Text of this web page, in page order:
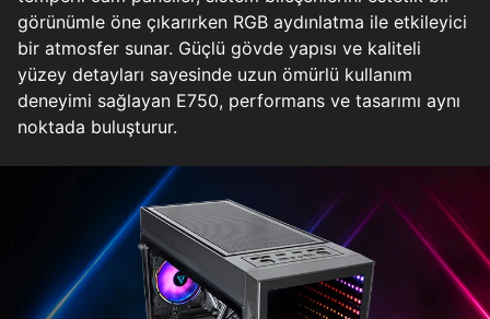
görünümle öne çıkarırken RGB aydınlatma ile etkileyici
bir atmosfer sunar. Güçlü gövde yapısı ve kaliteli
yüzey detayları sayesinde uzun ömürlü kullanım
deneyimi sağlayan E750, performans ve tasarımı aynı
noktada buluşturur.